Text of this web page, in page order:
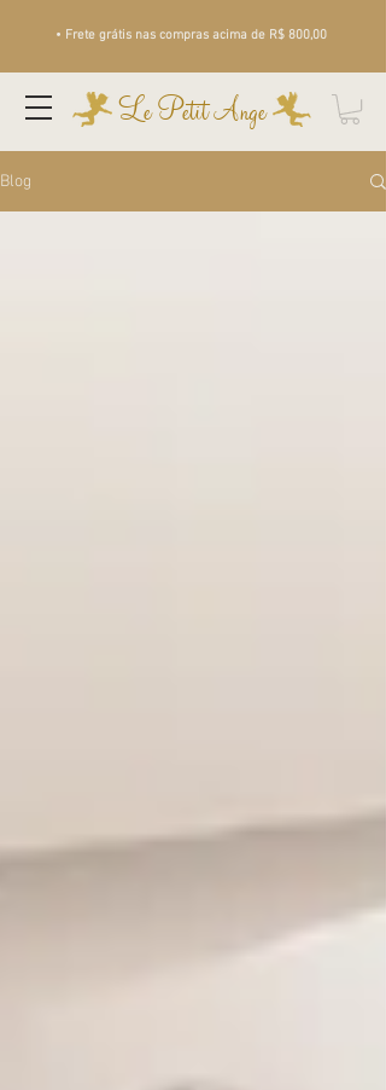
• Frete grátis nas compras acima de R$ 800,00
Le Petit Ange
Blog